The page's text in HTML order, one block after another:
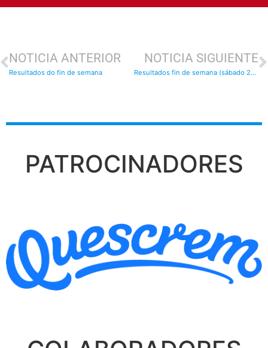
NOTICIA ANTERIOR
Resultados do fin de semana
NOTICIA SIGUIENTE
Resultados fin de semana (sábado 28 de febreiro e domingo 1 de marzo)
PATROCINADORES